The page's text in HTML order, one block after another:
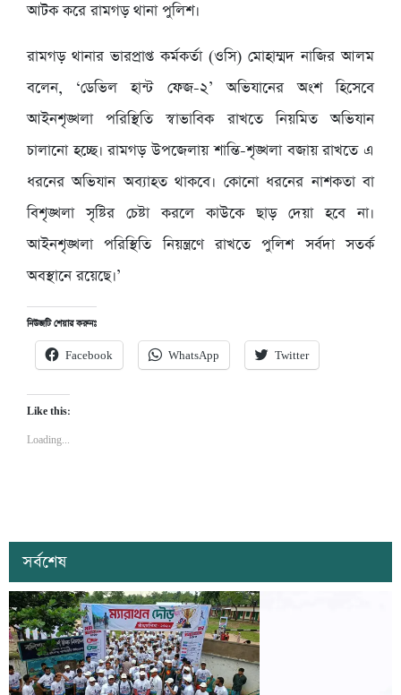
আটক করে রামগড় থানা পুলিশ।
রামগড় থানার ভারপ্রাপ্ত কর্মকর্তা (ওসি) মোহাম্মদ নাজির আলম
বলেন, ‘ডেভিল হান্ট ফেজ-২’ অভিযানের অংশ হিসেবে
আইনশৃঙ্খলা পরিস্থিতি স্বাভাবিক রাখতে নিয়মিত অভিযান
চালানো হচ্ছে। রামগড় উপজেলায় শান্তি-শৃঙ্খলা বজায় রাখতে এ
ধরনের অভিযান অব্যাহত থাকবে। কোনো ধরনের নাশকতা বা
বিশৃঙ্খলা সৃষ্টির চেষ্টা করলে কাউকে ছাড় দেয়া হবে না।
আইনশৃঙ্খলা পরিস্থিতি নিয়ন্ত্রণে রাখতে পুলিশ সর্বদা সতর্ক
অবস্থানে রয়েছে।’
নিউজটি শেয়ার করুনঃ
Facebook WhatsApp Twitter
Like this:
Loading...
সর্বশেষ